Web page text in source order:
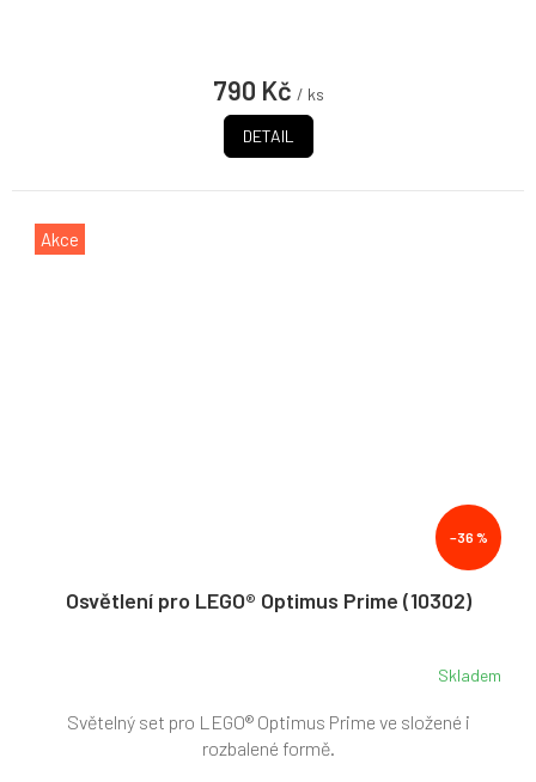
790 Kč / ks
DETAIL
Akce
–36 %
Osvětlení pro LEGO® Optimus Prime (10302)
Skladem
Světelný set pro LEGO® Optimus Prime ve složené i
rozbalené formě.